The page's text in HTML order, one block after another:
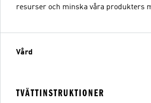
resurser och minska våra produkters
Vård
TVÄTTINSTRUKTIONER